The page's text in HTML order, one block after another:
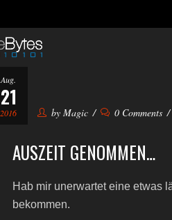
Aug.
21
2016 by Magic 0 Comments
AUSZEIT GENOMMEN…
Hab mir unerwartet eine etwas
bekommen.